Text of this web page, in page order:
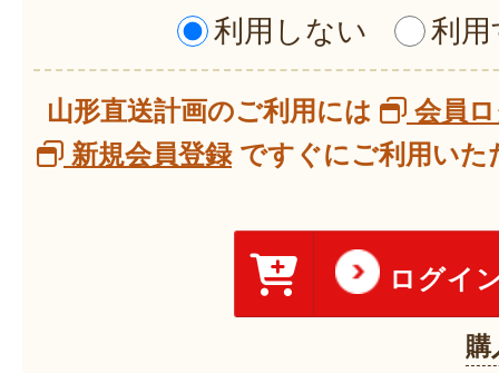
利用しない
利
山形直送計画のご利用には
会員
新規会員登録ですぐにご利用いた
ログイ
購